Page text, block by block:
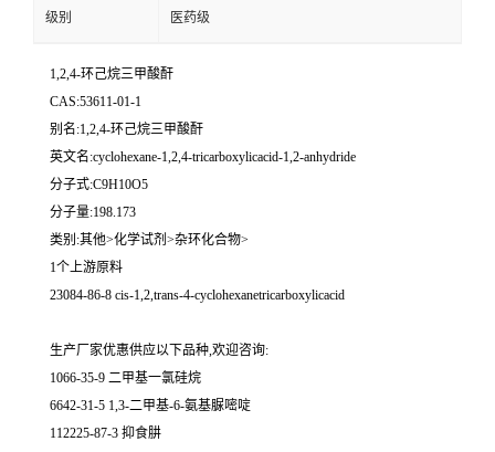
级别 医药级
1,2,4-环己烷三甲酸酐
CAS:53611-01-1
别名:1,2,4-环己烷三甲酸酐
英文名:cyclohexane-1,2,4-tricarboxylicacid-1,2-anhydride
分子式:C9H10O5
分子量:198.173
类别:其他>化学试剂>杂环化合物>
1个上游原料
23084-86-8 cis-1,2,trans-4-cyclohexanetricarboxylicacid
生产厂家优惠供应以下品种,欢迎咨询:
1066-35-9 二甲基一氯硅烷
6642-31-5 1,3-二甲基-6-氨基脲嘧啶
112225-87-3 抑食肼